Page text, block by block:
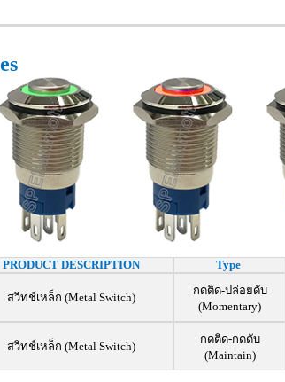
PRODUCT DESCRIPTION Type
สวิทช์เหล็ก (Metal Switch)
กดติด-ปล่อยดับ
(Momentary)
สวิทช์เหล็ก (Metal Switch)
กดติด-กดดับ
(Maintain)